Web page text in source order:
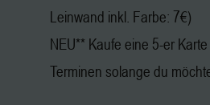
Leinwand inkl. Farbe: 7€)
NEU** Kaufe eine 5-er
Terminen solange du